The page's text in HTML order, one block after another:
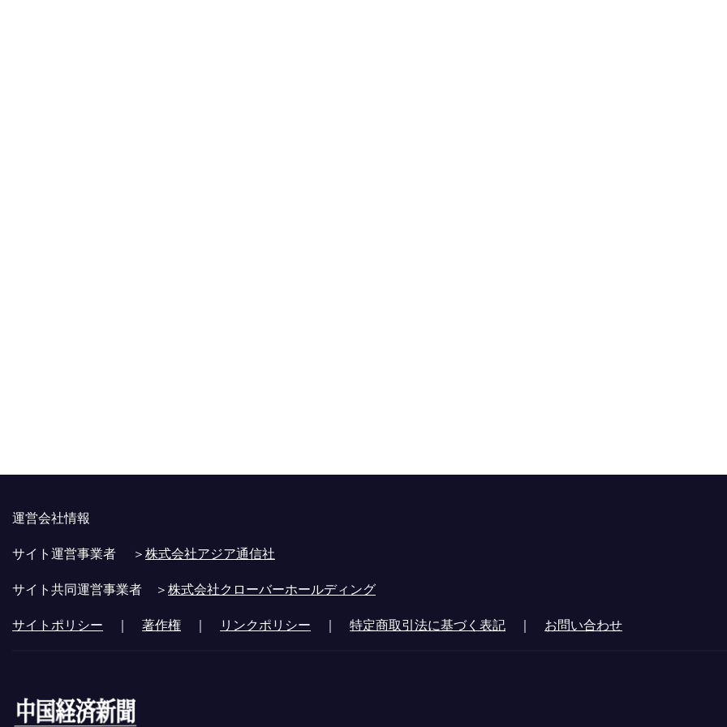
運営会社情報
サイト運営事業者 ＞株式会社アジア通信社
サイト共同運営事業者 ＞株式会社クローバーホールディング
サイトポリシー ｜ 著作権 ｜ リンクポリシー ｜ 特定商取引法に基づく表記 ｜ お問い合わせ